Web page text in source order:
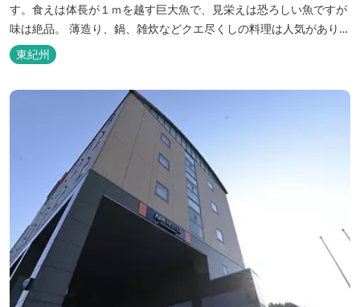
す。食えは体長が１ｍを越す巨大魚で、見栄えは恐ろしい魚ですが
味は絶品。 薄造り、鍋、雑炊などクエ尽くしの料理は人気がありま
す。ぜひご賞味ください（料理だけでも歌。また、宿泊者には船で
の無料遊覧サービス（１時間）を行ないます。
東紀州